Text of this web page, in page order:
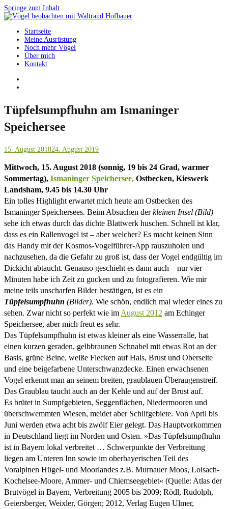
Springe zum Inhalt
Vögel beobachten mit Waltraud Hofbauer
Startseite
Meine Ausrüstung
Noch mehr Vögel
Über mich
Kontakt
Tüpfelsumpfhuhn am Ismaninger
Speichersee
15. August 201824. August 2019
Mittwoch, 15. August 2018 (sonnig, 19 bis 24 Grad, warmer
Sommertag), Ismaninger Speichersee, Ostbecken, Kieswerk
Landsham, 9.45 bis 14.30 Uhr
Ein tolles Highlight erwartet mich heute am Ostbecken des
Ismaninger Speichersees. Beim Absuchen derkleinen Insel (Bild)
sehe ich etwas durch das dichte Blattwerk huschen. Schnell ist klar,
dass es ein Rallenvogel ist – aber welcher? Es macht keinen Sinn
das Handy mit der Kosmos-Vogelführer-App rauszuholen und
nachzusehen, da die Gefahr zu groß ist, dass der Vogel endgültig im
Dickicht abtaucht. Genauso geschieht es dann auch – nur vier
Minuten habe ich Zeit zu gucken und zu fotografieren. Wie mir
meine teils unscharfen Bilder bestätigen, ist es ein
Tüpfelsumpfhuhn (Bilder). Wie schön, endlich mal wieder eines zu
sehen. Zwar nicht so perfekt wie im August 2012 am Echinger
Speichersee, aber mich freut es sehr.
Das Tüpfelsumpfhuhn ist etwas kleiner als eine Wasserralle, hat
einen kurzen geraden, gelbbraunen Schnabel mit etwas Rot an der
Basis, grüne Beine, weiße Flecken auf Hals, Brust und Oberseite
und eine beigefarbene Unterschwanzdecke. Einen erwachsenen
Vogel erkennt man an seinem breiten, graublauen Überaugenstreif.
Das Graublau taucht auch an der Kehle und auf der Brust auf.
Es brütet in Sumpfgebieten, Seggenflächen, Niedermooren und
überschwemmten Wiesen, meidet aber Schilfgebiete. Von April bis
Juni werden etwa acht bis zwölf Eier gelegt. Das Hauptvorkommen
in Deutschland liegt im Norden und Osten. »Das Tüpfelsumpfhuhn
ist in Bayern lokal verbreitet … Schwerpunkte der Verbreitung
liegen am Unteren Inn sowie im oberbayerischen Teil des
Voralpinen Hügel- und Moorlandes z.B. Murnauer Moos, Loisach-
Kochelsee-Moore, Ammer- und Chiemseegebiet« (Quelle: Atlas der
Brutvögel in Bayern, Verbreitung 2005 bis 2009; Rödl, Rudolph,
Geiersberger, Weixler, Görgen; 2012, Verlag Eugen Ulmer,